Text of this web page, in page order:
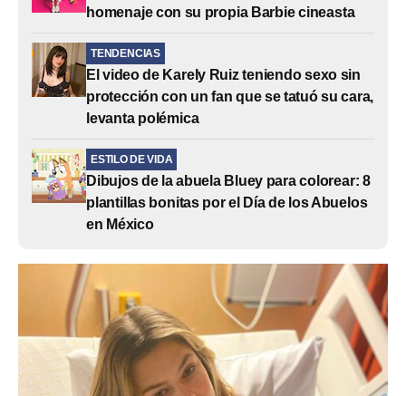
homenaje con su propia Barbie cineasta
TENDENCIAS
El video de Karely Ruiz teniendo sexo sin
protección con un fan que se tatuó su cara,
levanta polémica
ESTILO DE VIDA
Dibujos de la abuela Bluey para colorear: 8
plantillas bonitas por el Día de los Abuelos
en México